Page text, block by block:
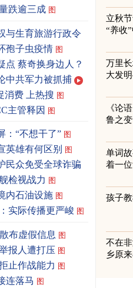
跌逾三成 图
与生育旅游行政令
孢子虫疫情 图
点 蔡奇换身边人？
中共军力被抓捕
消费 上热搜 图
主管释因 图
：“不想干了” 图
英雄有何区别 图
民众免受全球诈骗
检视战力 图
内石油设施 图
实际传播更严峻 图
布虚假信息 图
报人遭打压 图
止作战能力 图
连落马 图
立秋
“养收
万里
大发
《论
鲁之
单词
着一
孩子
不在
乡原